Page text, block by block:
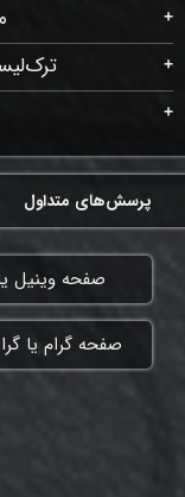
پرسش‌های متداول
​صفحه وینیل
​صفحه گرام یا